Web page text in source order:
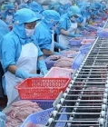
PUENTE DE
HISTORIAS